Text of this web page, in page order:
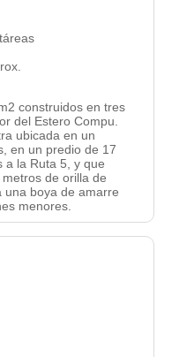
construidos en tres
del Estero Compu.
ubicada en un
en un predio de 17
a la Ruta 5, y que
de orilla de
una boya de amarre
menores.